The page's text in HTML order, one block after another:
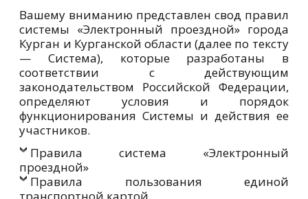
Вашему вниманию представлен свод правил
системы «Электронный проездной» города
Курган и Курганской области (далее по тексту
— Система), которые разработаны в
соответствии с действующим
законодательством Российской Федерации,
определяют условия и порядок
функционирования Системы и действия ее
участников.
Правила система «Электронный
проездной»
Правила пользования единой